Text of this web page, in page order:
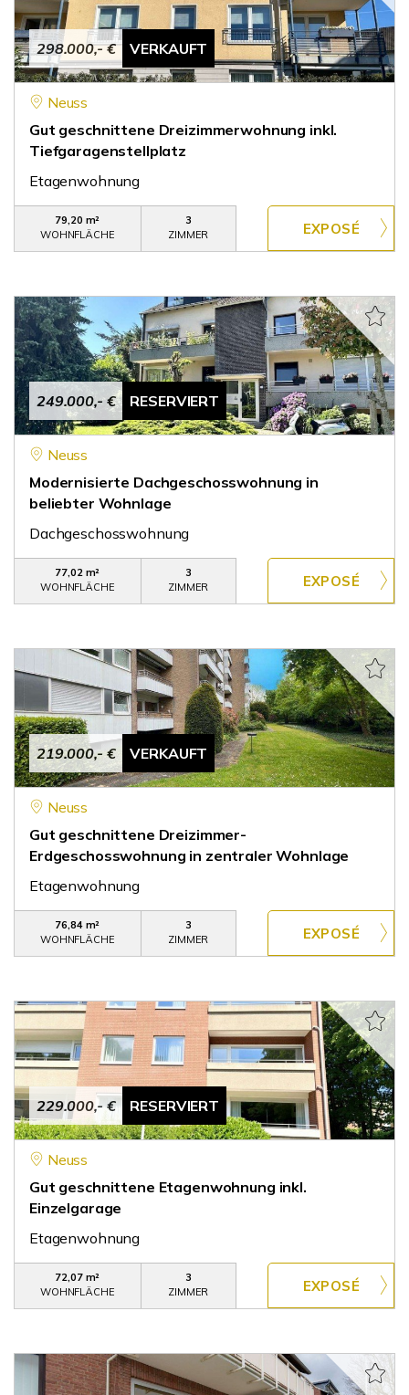
298.000,- € VERKAUFT
Neuss
Gut geschnittene Dreizimmerwohnung inkl.
Tiefgaragenstellplatz
Etagenwohnung
79,20 m²
WOHNFLÄCHE
3
ZIMMER
249.000,- € RESERVIERT
Neuss
Modernisierte Dachgeschosswohnung in
beliebter Wohnlage
Dachgeschosswohnung
77,02 m²
WOHNFLÄCHE
3
ZIMMER
219.000,- € VERKAUFT
Neuss
Gut geschnittene Dreizimmer-
Erdgeschosswohnung in zentraler Wohnlage
Etagenwohnung
76,84 m²
WOHNFLÄCHE
3
ZIMMER
229.000,- € RESERVIERT
Neuss
Gut geschnittene Etagenwohnung inkl.
Einzelgarage
Etagenwohnung
72,07 m²
WOHNFLÄCHE
3
ZIMMER